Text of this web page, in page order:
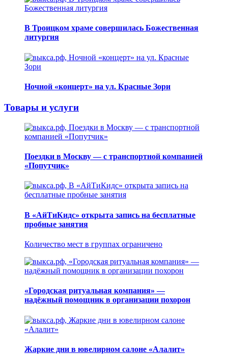
В Троицком храме совершилась Божественная
литургия
Ночной «концерт» на ул. Красные Зори
Товары и услуги
Поездки в Москву — с транспортной компанией
«Попутчик»
В «АйТиКидс» открыта запись на бесплатные
пробные занятия
Количество мест в группах ограничено
«Городская ритуальная компания» —
надёжный помощник в организации похорон
Жаркие дни в ювелирном салоне «Алалит»